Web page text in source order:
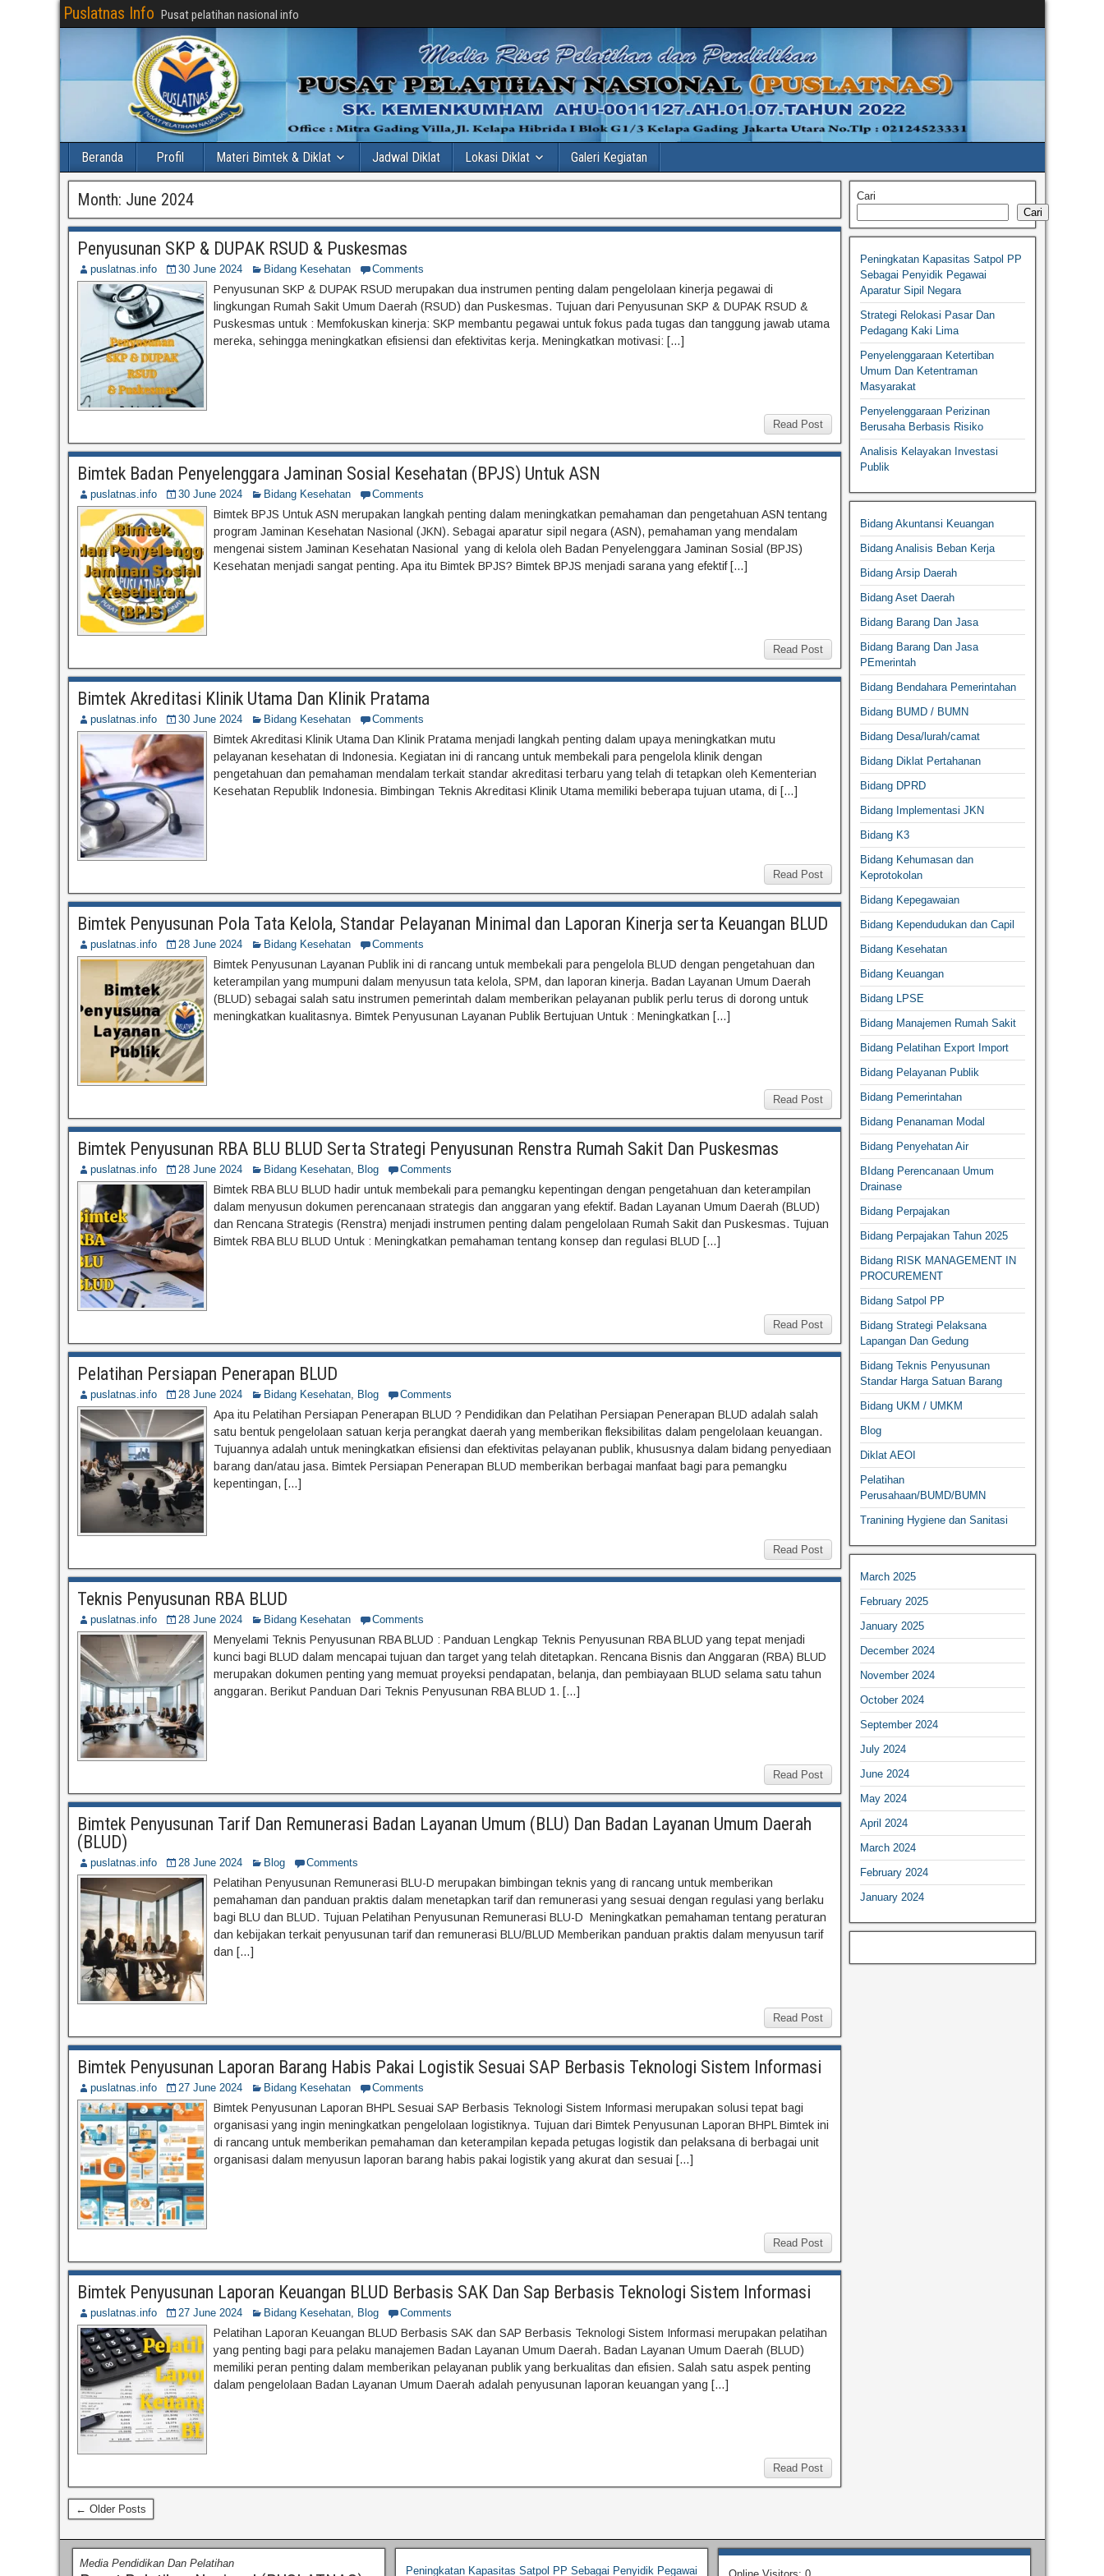
Puslatnas Info Pusat pelatihan nasional info
Beranda Profil Materi Bimtek & Diklat Jadwal Diklat Lokasi Diklat Galeri Kegiatan
Month: June 2024
Penyusunan SKP & DUPAK RSUD & Puskesmas
puslatnas.info 30 June 2024 Bidang Kesehatan Comments
Penyusunan SKP & DUPAK RSUD merupakan dua instrumen penting dalam pengelolaan kinerja pegawai di
lingkungan Rumah Sakit Umum Daerah (RSUD) dan Puskesmas. Tujuan dari Penyusunan SKP & DUPAK RSUD &
Puskesmas untuk : Memfokuskan kinerja: SKP membantu pegawai untuk fokus pada tugas dan tanggung jawab utama
mereka, sehingga meningkatkan efisiensi dan efektivitas kerja. Meningkatkan motivasi: […]
Read Post
Bimtek Badan Penyelenggara Jaminan Sosial Kesehatan (BPJS) Untuk ASN
puslatnas.info 30 June 2024 Bidang Kesehatan Comments
Bimtek BPJS Untuk ASN merupakan langkah penting dalam meningkatkan pemahaman dan pengetahuan ASN tentang
program Jaminan Kesehatan Nasional (JKN). Sebagai aparatur sipil negara (ASN), pemahaman yang mendalam
mengenai sistem Jaminan Kesehatan Nasional yang di kelola oleh Badan Penyelenggara Jaminan Sosial (BPJS)
Kesehatan menjadi sangat penting. Apa itu Bimtek BPJS? Bimtek BPJS menjadi sarana yang efektif […]
Read Post
Bimtek Akreditasi Klinik Utama Dan Klinik Pratama
puslatnas.info 30 June 2024 Bidang Kesehatan Comments
Bimtek Akreditasi Klinik Utama Dan Klinik Pratama menjadi langkah penting dalam upaya meningkatkan mutu
pelayanan kesehatan di Indonesia. Kegiatan ini di rancang untuk membekali para pengelola klinik dengan
pengetahuan dan pemahaman mendalam terkait standar akreditasi terbaru yang telah di tetapkan oleh Kementerian
Kesehatan Republik Indonesia. Bimbingan Teknis Akreditasi Klinik Utama memiliki beberapa tujuan utama, di […]
Read Post
Bimtek Penyusunan Pola Tata Kelola, Standar Pelayanan Minimal dan Laporan Kinerja serta Keuangan BLUD
puslatnas.info 28 June 2024 Bidang Kesehatan Comments
Bimtek Penyusunan Layanan Publik ini di rancang untuk membekali para pengelola BLUD dengan pengetahuan dan
keterampilan yang mumpuni dalam menyusun tata kelola, SPM, dan laporan kinerja. Badan Layanan Umum Daerah
(BLUD) sebagai salah satu instrumen pemerintah dalam memberikan pelayanan publik perlu terus di dorong untuk
meningkatkan kualitasnya. Bimtek Penyusunan Layanan Publik Bertujuan Untuk : Meningkatkan […]
Read Post
Bimtek Penyusunan RBA BLU BLUD Serta Strategi Penyusunan Renstra Rumah Sakit Dan Puskesmas
puslatnas.info 28 June 2024 Bidang Kesehatan, Blog Comments
Bimtek RBA BLU BLUD hadir untuk membekali para pemangku kepentingan dengan pengetahuan dan keterampilan
dalam menyusun dokumen perencanaan strategis dan anggaran yang efektif. Badan Layanan Umum Daerah (BLUD)
dan Rencana Strategis (Renstra) menjadi instrumen penting dalam pengelolaan Rumah Sakit dan Puskesmas. Tujuan
Bimtek RBA BLU BLUD Untuk : Meningkatkan pemahaman tentang konsep dan regulasi BLUD […]
Read Post
Pelatihan Persiapan Penerapan BLUD
puslatnas.info 28 June 2024 Bidang Kesehatan, Blog Comments
Apa itu Pelatihan Persiapan Penerapan BLUD ? Pendidikan dan Pelatihan Persiapan Penerapan BLUD adalah salah
satu bentuk pengelolaan satuan kerja perangkat daerah yang memberikan fleksibilitas dalam pengelolaan keuangan.
Tujuannya adalah untuk meningkatkan efisiensi dan efektivitas pelayanan publik, khususnya dalam bidang penyediaan
barang dan/atau jasa. Bimtek Persiapan Penerapan BLUD memberikan berbagai manfaat bagi para pemangku
kepentingan, […]
Read Post
Teknis Penyusunan RBA BLUD
puslatnas.info 28 June 2024 Bidang Kesehatan Comments
Menyelami Teknis Penyusunan RBA BLUD : Panduan Lengkap Teknis Penyusunan RBA BLUD yang tepat menjadi
kunci bagi BLUD dalam mencapai tujuan dan target yang telah ditetapkan. Rencana Bisnis dan Anggaran (RBA) BLUD
merupakan dokumen penting yang memuat proyeksi pendapatan, belanja, dan pembiayaan BLUD selama satu tahun
anggaran. Berikut Panduan Dari Teknis Penyusunan RBA BLUD 1. […]
Read Post
Bimtek Penyusunan Tarif Dan Remunerasi Badan Layanan Umum (BLU) Dan Badan Layanan Umum Daerah
(BLUD)
puslatnas.info 28 June 2024 Blog Comments
Pelatihan Penyusunan Remunerasi BLU-D merupakan bimbingan teknis yang di rancang untuk memberikan
pemahaman dan panduan praktis dalam menetapkan tarif dan remunerasi yang sesuai dengan regulasi yang berlaku
bagi BLU dan BLUD. Tujuan Pelatihan Penyusunan Remunerasi BLU-D Meningkatkan pemahaman tentang peraturan
dan kebijakan terkait penyusunan tarif dan remunerasi BLU/BLUD Memberikan panduan praktis dalam menyusun tarif
dan […]
Read Post
Bimtek Penyusunan Laporan Barang Habis Pakai Logistik Sesuai SAP Berbasis Teknologi Sistem Informasi
puslatnas.info 27 June 2024 Bidang Kesehatan Comments
Bimtek Penyusunan Laporan BHPL Sesuai SAP Berbasis Teknologi Sistem Informasi merupakan solusi tepat bagi
organisasi yang ingin meningkatkan pengelolaan logistiknya. Tujuan dari Bimtek Penyusunan Laporan BHPL Bimtek ini
di rancang untuk memberikan pemahaman dan keterampilan kepada petugas logistik dan pelaksana di berbagai unit
organisasi dalam menyusun laporan barang habis pakai logistik yang akurat dan sesuai […]
Read Post
Bimtek Penyusunan Laporan Keuangan BLUD Berbasis SAK Dan Sap Berbasis Teknologi Sistem Informasi
puslatnas.info 27 June 2024 Bidang Kesehatan, Blog Comments
Pelatihan Laporan Keuangan BLUD Berbasis SAK dan SAP Berbasis Teknologi Sistem Informasi merupakan pelatihan
yang penting bagi para pelaku manajemen Badan Layanan Umum Daerah. Badan Layanan Umum Daerah (BLUD)
memiliki peran penting dalam memberikan pelayanan publik yang berkualitas dan efisien. Salah satu aspek penting
dalam pengelolaan Badan Layanan Umum Daerah adalah penyusunan laporan keuangan yang […]
Read Post
← Older Posts
Cari
Cari
Peningkatan Kapasitas Satpol PP
Sebagai Penyidik Pegawai
Aparatur Sipil Negara
Strategi Relokasi Pasar Dan
Pedagang Kaki Lima
Penyelenggaraan Ketertiban
Umum Dan Ketentraman
Masyarakat
Penyelenggaraan Perizinan
Berusaha Berbasis Risiko
Analisis Kelayakan Investasi
Publik
Bidang Akuntansi Keuangan
Bidang Analisis Beban Kerja
Bidang Arsip Daerah
Bidang Aset Daerah
Bidang Barang Dan Jasa
Bidang Barang Dan Jasa
PEmerintah
Bidang Bendahara Pemerintahan
Bidang BUMD / BUMN
Bidang Desa/lurah/camat
Bidang Diklat Pertahanan
Bidang DPRD
Bidang Implementasi JKN
Bidang K3
Bidang Kehumasan dan
Keprotokolan
Bidang Kepegawaian
Bidang Kependudukan dan Capil
Bidang Kesehatan
Bidang Keuangan
Bidang LPSE
Bidang Manajemen Rumah Sakit
Bidang Pelatihan Export Import
Bidang Pelayanan Publik
Bidang Pemerintahan
Bidang Penanaman Modal
Bidang Penyehatan Air
BIdang Perencanaan Umum
Drainase
Bidang Perpajakan
Bidang Perpajakan Tahun 2025
Bidang RISK MANAGEMENT IN
PROCUREMENT
Bidang Satpol PP
Bidang Strategi Pelaksana
Lapangan Dan Gedung
Bidang Teknis Penyusunan
Standar Harga Satuan Barang
Bidang UKM / UMKM
Blog
Diklat AEOI
Pelatihan
Perusahaan/BUMD/BUMN
Tranining Hygiene dan Sanitasi
March 2025
February 2025
January 2025
December 2024
November 2024
October 2024
September 2024
July 2024
June 2024
May 2024
April 2024
March 2024
February 2024
January 2024
Media Pendidikan Dan Pelatihan
Peningkatan Kapasitas Satpol PP Sebagai Penyidik Pegawai